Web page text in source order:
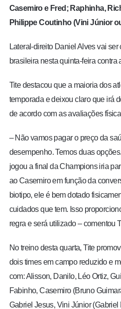
Casemiro e Fred; Raphinha,
Philippe Coutinho (Vini Júnior
Lateral-direito Daniel Alves vai
brasileira nesta quinta-feira contra
Tite destacou que a maioria dos
temporada e deixou claro que irá
de acordo com as avaliações
– Não vamos pagar o preço da
desempenho. Temos duas
jogou a final da Champions iria
ao Casemiro em função da
biotipo, ele é bem dotado
cuidados que tem. Isso
regra e será utilizado – comentou
No treino desta quarta, Tite
dois times em campo reduzido e
com: Alisson, Danilo, Léo Ortiz,
Fabinho, Casemiro (Bruno
Gabriel Jesus, Vini Júnior